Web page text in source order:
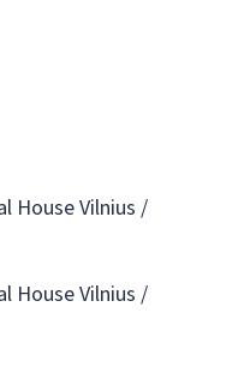
House Vilnius /
House Vilnius /